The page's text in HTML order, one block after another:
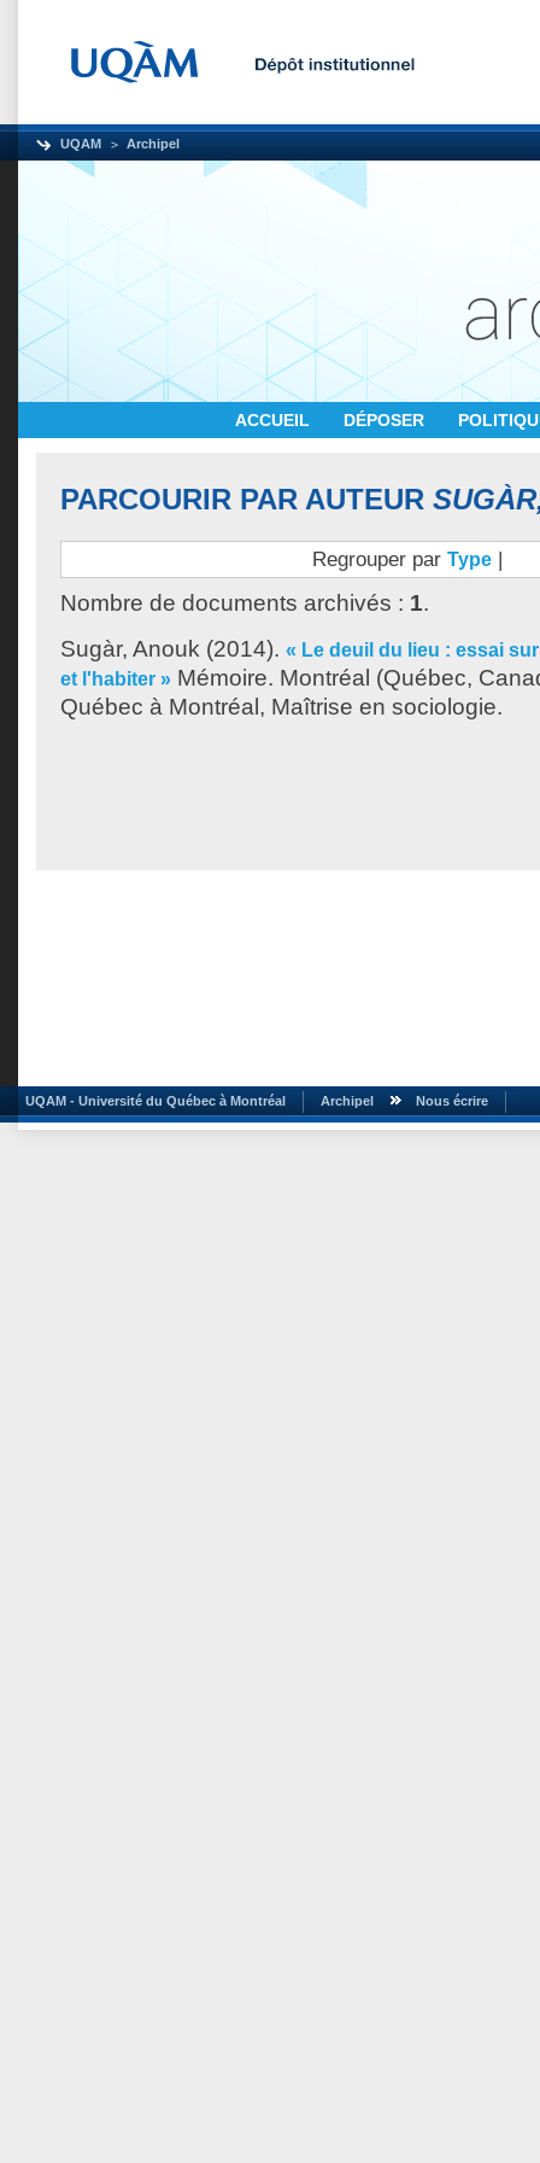
UQAM Archipel
ACCUEIL DÉPOSER
PARCOURIR PAR AUTEUR
Regrouper par Type |
Nombre de documents archivés : 1.
Sugàr, Anouk (2014). « Le deuil du lieu : essai
et l'habiter » Mémoire. Montréal (Québec,
Québec à Montréal, Maîtrise en sociologie.
UQAM - Université du Québec à Montréal Archipel Nous écrire